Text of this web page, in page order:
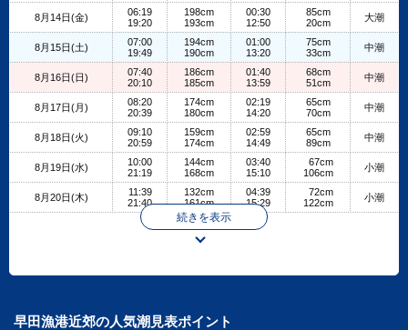
8月14日(金)
06:19
19:20
198cm
193cm
00:30
12:50
85cm
20cm
大潮
8月15日(土)
07:00
19:49
194cm
190cm
01:00
13:20
75cm
33cm
中潮
8月16日(日)
07:40
20:10
186cm
185cm
01:40
13:59
68cm
51cm
中潮
8月17日(月)
08:20
20:39
174cm
180cm
02:19
14:20
65cm
70cm
中潮
8月18日(火)
09:10
20:59
159cm
174cm
02:59
14:49
65cm
89cm
中潮
8月19日(水)
10:00
21:19
144cm
168cm
03:40
15:10
67cm
106cm
小潮
8月20日(木)
11:39
21:40
132cm
161cm
04:39
15:29
72cm
122cm
小潮
続きを表示
早田漁港近郊の人気潮見表ポイント